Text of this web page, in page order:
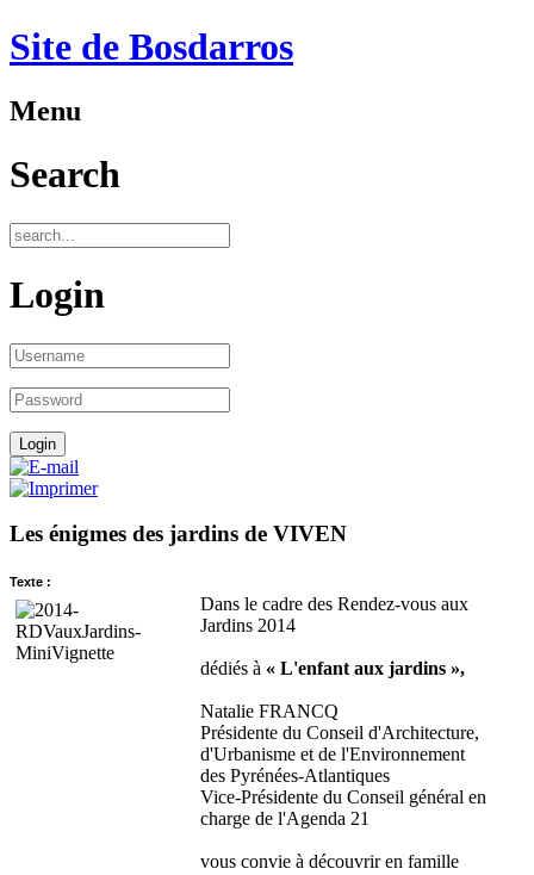
Site de Bosdarros
Menu
Search
Login
Les énigmes des jardins de VIVEN
Texte :
Dans le cadre des Rendez-vous aux
Jardins 2014
dédiés à « L'enfant aux jardins »,
Natalie FRANCQ
Présidente du Conseil d'Architecture,
d'Urbanisme et de l'Environnement
des Pyrénées-Atlantiques
Vice-Présidente du Conseil général en
charge de l'Agenda 21
vous convie à découvrir en famille